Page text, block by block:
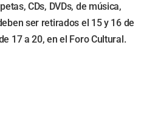
CDs, DVDs, de música,
ser retirados el 15 y 16 de
17 a 20, en el Foro Cultural.